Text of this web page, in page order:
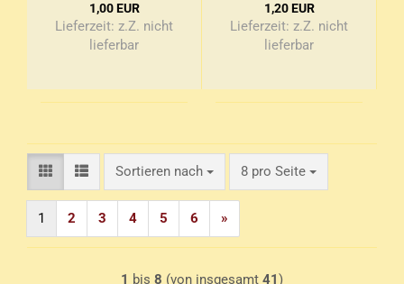
1,00 EUR
Lieferzeit: z.Z. nicht
lieferbar
1,20 EUR
Lieferzeit: z.Z. nicht
lieferbar
Sortieren nach
Sortieren nach 8 pro Seite
pro Seite
1 2 3 4 5 6 »
1 bis 8 (von insgesamt 41)